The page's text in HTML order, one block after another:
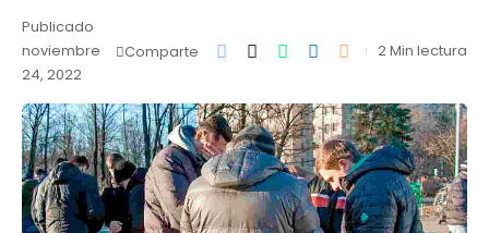
Publicado
noviembre
24, 2022
Comparte 2 Min lectura